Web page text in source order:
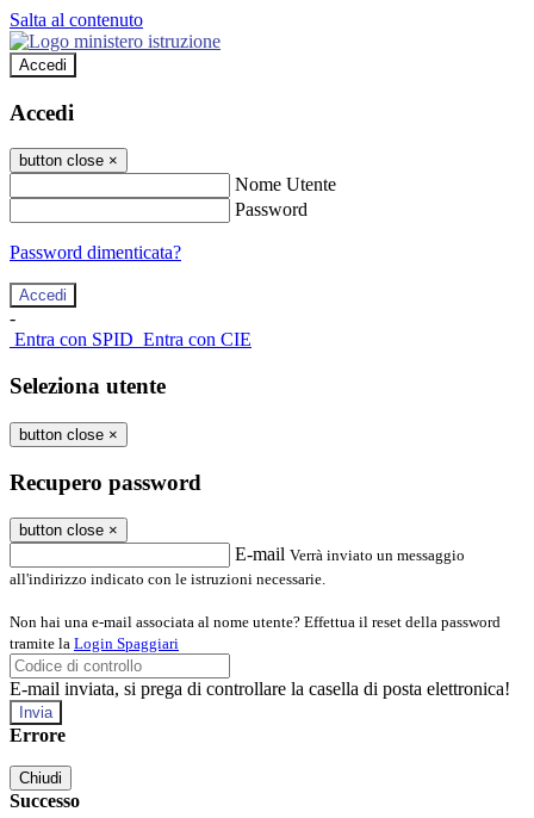
Salta al contenuto
Accedi
Accedi
button close ×
Nome Utente
Password
Password dimenticata?
-
Entra con SPID Entra con CIE
Seleziona utente
button close ×
Recupero password
button close ×
E-mail Verrà inviato un messaggio
all'indirizzo indicato con le istruzioni necessarie.
Non hai una e-mail associata al nome utente? Effettua il reset della password
tramite la Login Spaggiari
E-mail inviata, si prega di controllare la casella di posta elettronica!
Errore
Chiudi
Successo